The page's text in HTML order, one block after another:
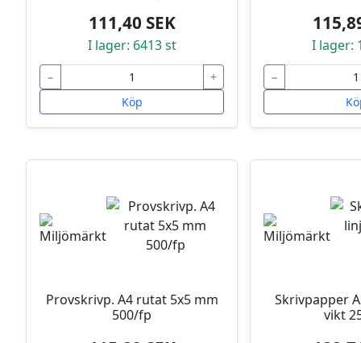
111,40 SEK
I lager: 6413 st
−
+
Köp
I lager:
−
Provskrivp. A4 rutat 5x5 mm
500/fp
Skrivpapper
vikt